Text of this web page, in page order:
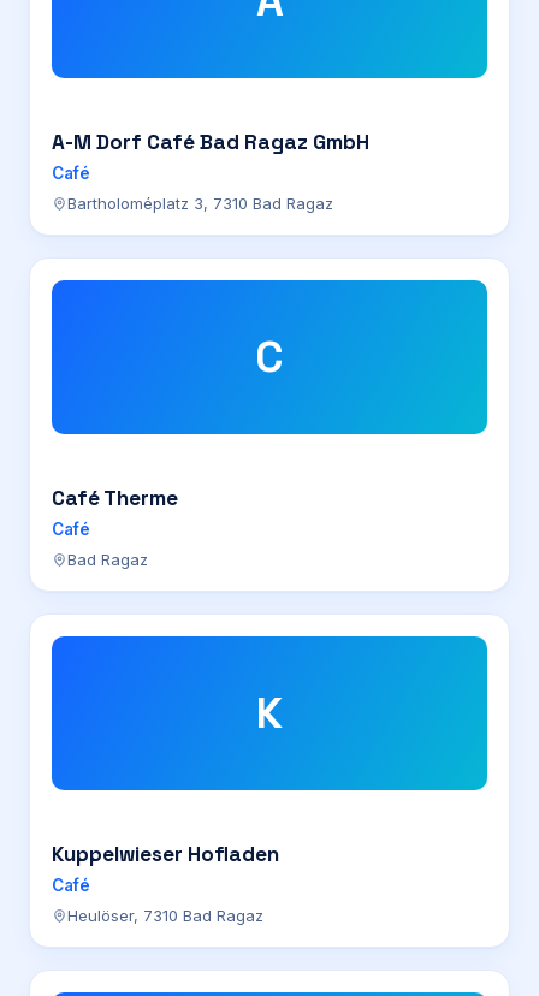
A-M Dorf Café Bad Ragaz GmbH
Café
Bartholoméplatz 3, 7310 Bad Ragaz
C
Café Therme
Café
Bad Ragaz
K
Kuppelwieser Hofladen
Café
Heulöser, 7310 Bad Ragaz